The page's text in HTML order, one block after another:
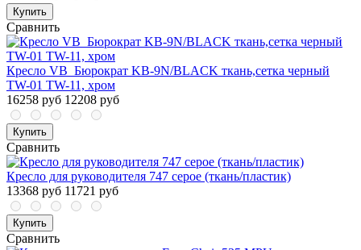
Купить
Сравнить
Кресло VB_Бюрократ KB-9N/BLACK ткань,сетка черный
TW-01 TW-11, хром
16258 руб 12208 руб
Купить
Сравнить
Кресло для руководителя 747 серое (ткань/пластик)
13368 руб 11721 руб
Купить
Сравнить